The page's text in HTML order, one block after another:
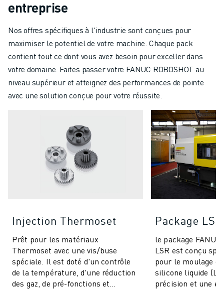
entreprise
Nos offres spécifiques à l'industrie sont conçues pour
maximiser le potentiel de votre machine. Chaque pack
contient tout ce dont vous avez besoin pour exceller dans
votre domaine. Faites passer votre FANUC ROBOSHOT au
niveau supérieur et atteignez des performances de pointe
avec une solution conçue pour votre réussite.
Injection Thermoset
Prêt pour les matériaux
Thermoset avec une vis/buse
spéciale. Il est doté d'un contrôle
de la température, d'une réduction
des gaz, de pré-fonctions et
Package LSR
le package FANUC
LSR est conçu
pour le moulage
silicone liquide
précision et une